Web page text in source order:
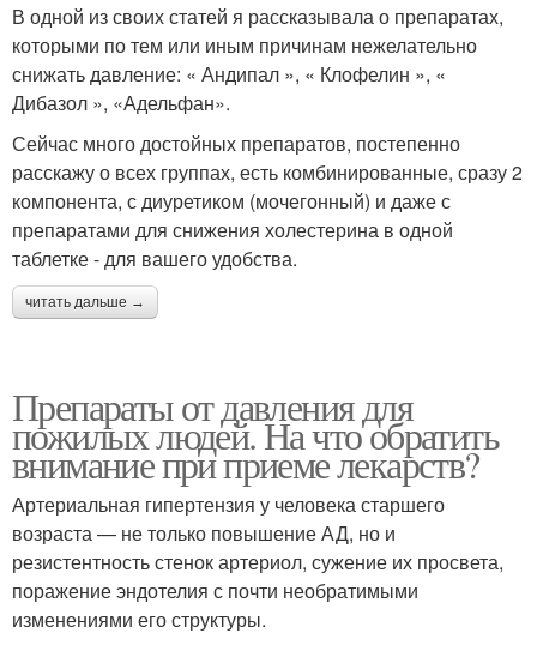
В одной из своих статей я рассказывала о препаратах,
которыми по тем или иным причинам нежелательно
снижать давление: « Андипал », « Клофелин », «
Дибазол », «Адельфан».
Сейчас много достойных препаратов, постепенно
расскажу о всех группах, есть комбинированные, сразу 2
компонента, с диуретиком (мочегонный) и даже с
препаратами для снижения холестерина в одной
таблетке - для вашего удобства.
читать дальше →
Препараты от давления для
пожилых людей. На что обратить
внимание при приеме лекарств?
Артериальная гипертензия у человека старшего
возраста — не только повышение АД, но и
резистентность стенок артериол, сужение их просвета,
поражение эндотелия с почти необратимыми
изменениями его структуры.